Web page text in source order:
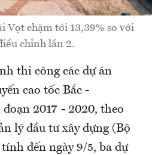
Vọt chậm tới 13,39% so với
chỉnh lần 2.
thi công các dự án
cao tốc Bắc -
2017 - 2020, theo
lý đầu tư xây dựng (Bộ
đến ngày 9/5, ba dự